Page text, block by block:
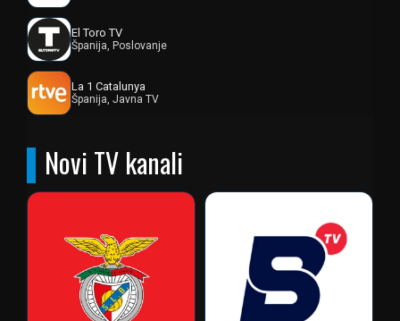
El Toro TV
Španija, Poslovanje
La 1 Catalunya
Španija, Javna TV
Novi TV kanali